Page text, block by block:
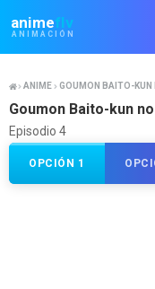
animeflv
ANIMACIÓN
Animeflv
ANIME GOUMON BAITO-KUN
Goumon Baito-kun
Episodio 4
OPCIÓN 1